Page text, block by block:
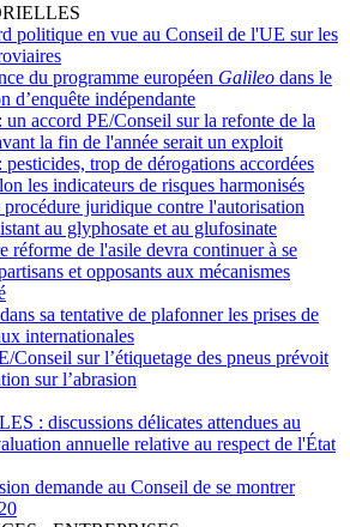
politique en vue au Conseil de l'UE sur les
du programme européen Galileo dans le
d’enquête indépendante
un accord PE/Conseil sur la refonte de la
la fin de l'année serait un exploit
pesticides, trop de dérogations accordées
les indicateurs de risques harmonisés
juridique contre l'autorisation
au glyphosate et au glufosinate
réforme de l'asile devra continuer à se
et opposants aux mécanismes
sa tentative de plafonner les prises de
internationales
Conseil sur l’étiquetage des pneus prévoit
sur l’abrasion
: discussions délicates attendues au
annuelle relative au respect de l'État
demande au Conseil de se montrer